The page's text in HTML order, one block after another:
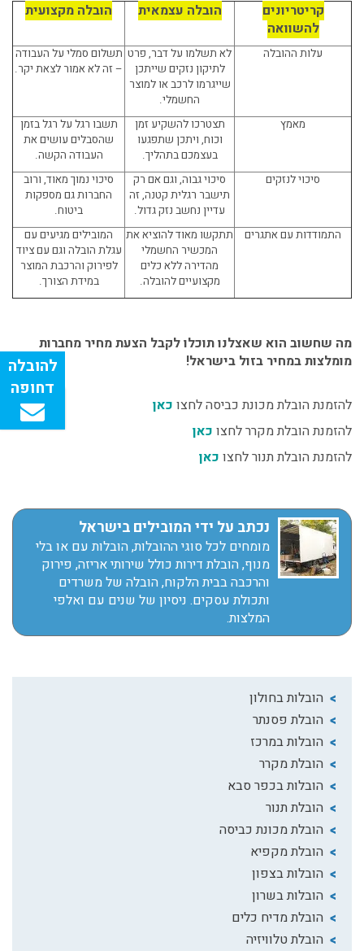
הובלות בחולון
הובלת פסנתר
הובלות במרכז
הובלת מקרר
הובלות בכפר סבא
הובלת תנור
הובלת מכונת כביסה
הובלת מקפיא
הובלות בצפון
הובלות בשרון
הובלת מדיח כלים
הובלת טלוויזיה
קריטריונים
להשוואה
הובלה עצמאית הובלה מקצועית
עלות ההובלה
לא תשלמו על דבר, פרט
לתיקון נזקים שייתכן
שייגרמו לרכב או למוצר
החשמלי.
תשלום סמלי על העבודה
– זה לא אמור לצאת יקר.
מאמץ
תצטרכו להשקיע זמן
וכוח, ויתכן שתפגעו
בעצמכם בתהליך.
תשבו רגל על רגל בזמן
שהסבלים עושים את
העבודה הקשה.
סיכוי לנזקים
סיכוי גבוה, וגם אם רק
תישבר רגלית קטנה, זה
עדיין נחשב נזק גדול.
סיכוי נמוך מאוד, ורוב
החברות גם מספקות
ביטוח.
התמודדות עם אתגרים
תתקשו מאוד להוציא את
המכשיר החשמלי
מהדירה ללא כלים
מקצועיים להובלה.
המובילים מגיעים עם
עגלת הובלה וגם עם ציוד
לפירוק והרכבת המוצר
במידת הצורך.
מה שחשוב הוא שאצלנו תוכלו לקבל הצעת מחיר מחברות
מומלצות במחיר בזול בישראל!
להזמנת הובלת מכונת כביסה לחצו כאן
להזמנת הובלת מקרר לחצו כאן
להזמנת הובלת תנור לחצו כאן
נכתב על ידי המובילים בישראל
מומחים לכל סוגי ההובלות, הובלות עם או בלי
מנוף, הובלת דירות כולל שירותי אריזה, פירוק
והרכבה בבית הלקוח, הובלה של משרדים
ותכולת עסקים. ניסיון של שנים עם ואלפי
המלצות.